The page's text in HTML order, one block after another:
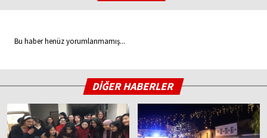
Bu haber henüz yorumlanmamış...
DİĞER HABERLER